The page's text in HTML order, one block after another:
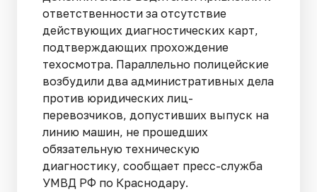
ответственности за отсутствие
действующих диагностических карт,
подтверждающих прохождение
техосмотра. Параллельно полицейские
возбудили два административных дела
против юридических лиц-
перевозчиков, допустивших выпуск на
линию машин, не прошедших
обязательную техническую
диагностику, сообщает пресс-служба
УМВД РФ по Краснодару.